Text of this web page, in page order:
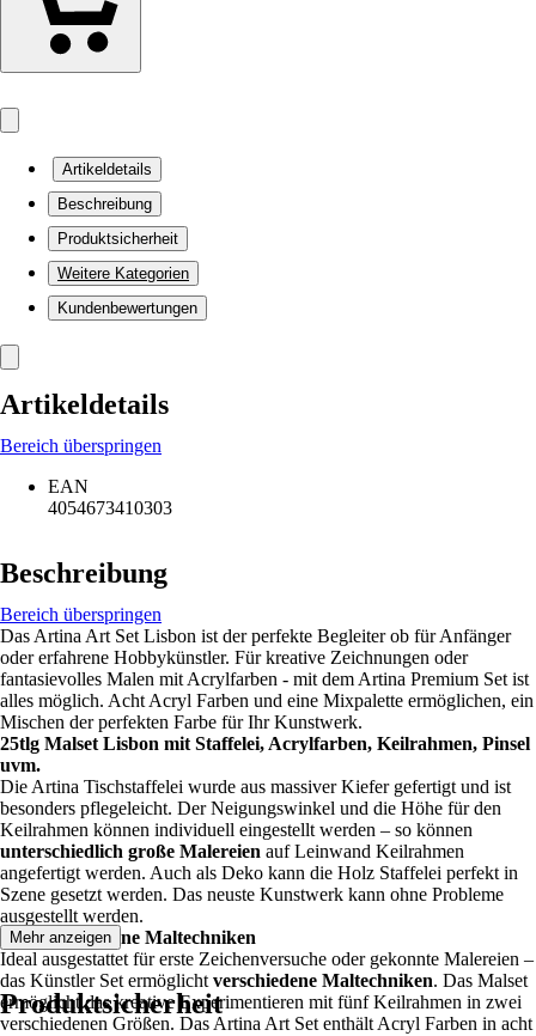
Artikeldetails
Beschreibung
Produktsicherheit
Weitere Kategorien
Kundenbewertungen
Artikeldetails
Bereich überspringen
EAN
4054673410303
Beschreibung
Bereich überspringen
Das Artina Art Set Lisbon ist der perfekte Begleiter ob für Anfänger
oder erfahrene Hobbykünstler. Für kreative Zeichnungen oder
fantasievolles Malen mit Acrylfarben - mit dem Artina Premium Set ist
alles möglich. Acht Acryl Farben und eine Mixpalette ermöglichen, ein
Mischen der perfekten Farbe für Ihr Kunstwerk.
25tlg Malset Lisbon mit Staffelei, Acrylfarben, Keilrahmen, Pinsel
uvm.
Die Artina Tischstaffelei wurde aus massiver Kiefer gefertigt und ist
besonders pflegeleicht. Der Neigungswinkel und die Höhe für den
Keilrahmen können individuell eingestellt werden – so können
unterschiedlich große Malereien auf Leinwand Keilrahmen
angefertigt werden. Auch als Deko kann die Holz Staffelei perfekt in
Szene gesetzt werden. Das neuste Kunstwerk kann ohne Probleme
ausgestellt werden.
Für verschiedene Maltechniken
Ideal ausgestattet für erste Zeichenversuche oder gekonnte Malereien –
das Künstler Set ermöglicht verschiedene Maltechniken. Das Malset
ermöglicht das kreative Experimentieren mit fünf Keilrahmen in zwei
verschiedenen Größen. Das Artina Art Set enthält Acryl Farben in acht
Mehr anzeigen
Produktsicherheit